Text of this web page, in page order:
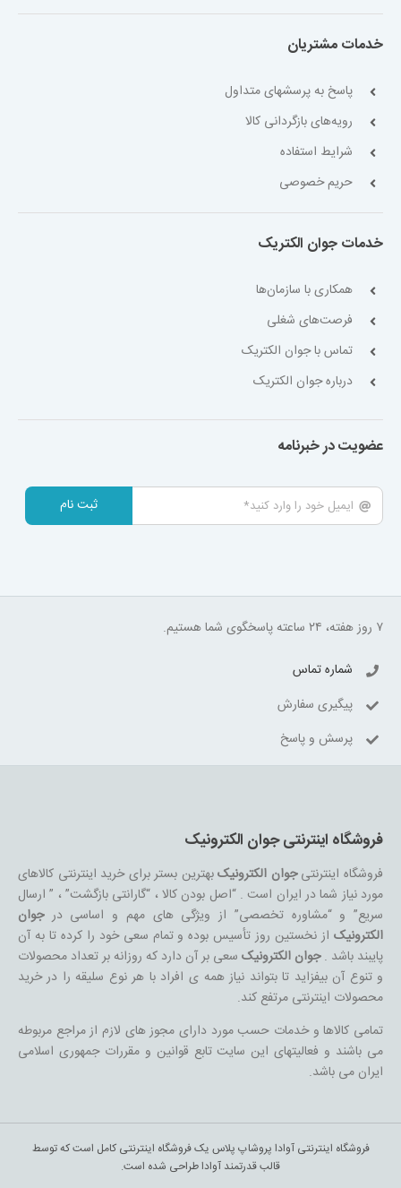
خدمات مشتریان
پاسخ به پرسشهای متداول
رویه‌های بازگردانی کالا
شرایط استفاده
حریم خصوصی
خدمات جوان الکتریک
همکاری با سازمان‌ها
فرصت‌های شغلی
تماس با جوان الکتریک
درباره جوان الکتریک
عضویت در خبرنامه
ثبت نام
۷ روز هفته، ۲۴ ساعته پاسخگوی شما هستیم.
شماره تماس
پیگیری سفارش
پرسش و پاسخ
فروشگاه اینترنتی جوان الکترونیک
فروشگاه اینترنتیجوان الکترونیکبهترین بستر برای خرید اینترنتی کالاهای
مورد نیاز شما در ایران است . “اصل بودن کالا ، “گارانتی بازگشت” ، ” ارسال
سریع” و “مشاوره تخصصی” از ویژگی های مهم و اساسی درجوان
الکترونیکاز نخستین روز تأسیس بوده و تمام سعی خود را کرده تا به آن
پایبند باشد .جوان الکترونیکسعی بر آن دارد که روزانه بر تعداد محصولات
و تنوع آن بیفزاید تا بتواند نیاز همه ی افراد با هر نوع سلیقه را در خرید
محصولات اینترنتی مرتفع کند.
تمامی کالاها و خدمات حسب مورد دارای مجوز های لازم از مراجع مربوطه
می باشند و فعالیتهای این سایت تابع قوانین و مقررات جمهوری اسلامی
ایران می باشد.
فروشگاه اینترنتی آوادا پروشاپ پلاس یک فروشگاه اینترنتی کامل است که توسط
قالب قدرتمند آوادا طراحی شده است.